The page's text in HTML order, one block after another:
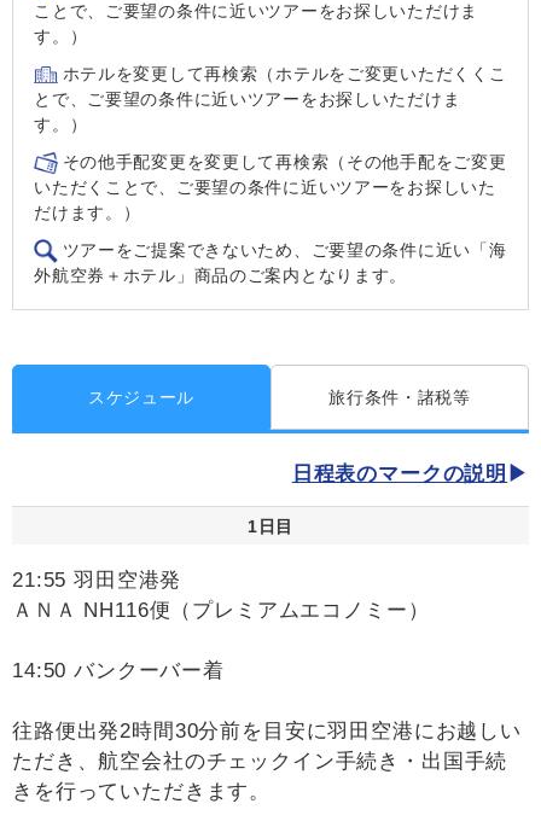
ことで、ご要望の条件に近いツアーをお探しいただけま
す。）
ホテルを変更して再検索（ホテルをご変更いただくくこ
とで、ご要望の条件に近いツアーをお探しいただけま
す。）
その他手配変更を変更して再検索（その他手配をご変更
いただくことで、ご要望の条件に近いツアーをお探しいた
だけます。）
ツアーをご提案できないため、ご要望の条件に近い「海
外航空券＋ホテル」商品のご案内となります。
スケジュール 旅行条件・諸税等
日程表のマークの説明
1日目
21:55 羽田空港発
ＡＮＡ NH116便（プレミアムエコノミー）
14:50 バンクーバー着
往路便出発2時間30分前を目安に羽田空港にお越しい
ただき、航空会社のチェックイン手続き・出国手続
きを行っていただきます。